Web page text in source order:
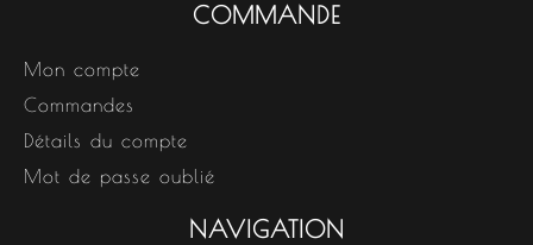
COMMANDE
Mon compte
Commandes
Détails du compte
Mot de passe oublié
NAVIGATION